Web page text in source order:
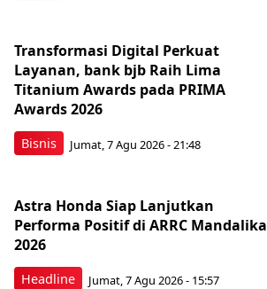
Bisnis
Transformasi Digital Perkuat
Layanan, bank bjb Raih Lima
Titanium Awards pada PRIMA
Awards 2026
Jumat, 7 Agu 2026 - 21:48
Headline
Astra Honda Siap Lanjutkan
Performa Positif di ARRC Mandalika
2026
Jumat, 7 Agu 2026 - 15:57